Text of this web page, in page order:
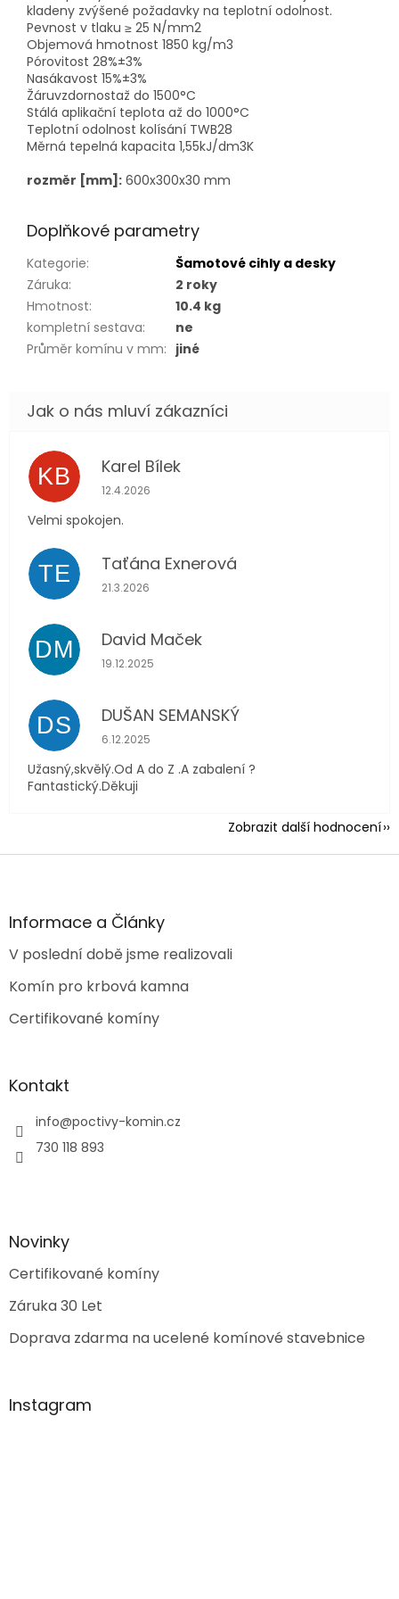
kladeny zvýšené požadavky na teplotní odolnost.
Pevnost v tlaku ≥ 25 N/mm2
Objemová hmotnost 1850 kg/m3
Pórovitost 28%±3%
Nasákavost 15%±3%
Žáruvzdornostaž do 1500°C
Stálá aplikační teplota až do 1000°C
Teplotní odolnost kolísání TWB28
Měrná tepelná kapacita 1,55kJ/dm3K
rozměr [mm]: 600x300x30 mm
Doplňkové parametry
Kategorie:
Šamotové cihly a desky
Záruka:
2 roky
Hmotnost:
10.4 kg
kompletní sestava:
ne
Průměr komínu v mm: jiné
KB Karel Bílek
Hodnocení obchodu je 5 z 5 hvězdiček.
12.4.2026
Velmi spokojen.
TE Taťána Exnerová
Hodnocení obchodu je 5 z 5 hvězdiček.
21.3.2026
DM David Maček
Hodnocení obchodu je 5 z 5 hvězdiček.
19.12.2025
DS DUŠAN SEMANSKÝ
Hodnocení obchodu je 5 z 5 hvězdiček.
6.12.2025
Užasný,skvělý.Od A do Z .A zabalení ?
Fantastický.Děkuji
Zobrazit další hodnocení
Z
aInformace a Články
V poslední době jsme realizovali
Komín pro krbová kamna
Certifikované komíny
Kontakt
info@poctivy-komin.cz
730 118 893
Novinky
Certifikované komíny
Záruka 30 Let
Doprava zdarma na ucelené komínové stavebnice
Instagram